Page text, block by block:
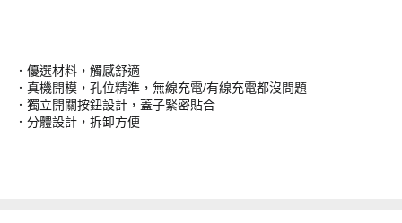
．優選材料，觸感舒適
．真機開模，孔位精準，無線充電/有線充電都沒問題
．獨立開關按鈕設計，蓋子緊密貼合
．分體設計，拆卸方便